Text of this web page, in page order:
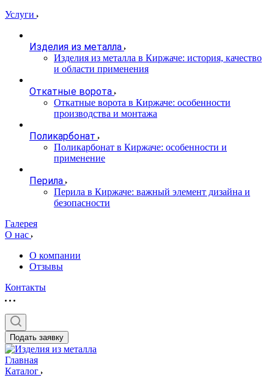
Услуги
Изделия из металла
Изделия из металла в Киржаче: история, качество
и области применения
Откатные ворота
Откатные ворота в Киржаче: особенности
производства и монтажа
Поликарбонат
Поликарбонат в Киржаче: особенности и
применение
Перила
Перила в Киржаче: важный элемент дизайна и
безопасности
Галерея
О нас
О компании
Отзывы
Контакты
Подать заявку
Главная
Каталог